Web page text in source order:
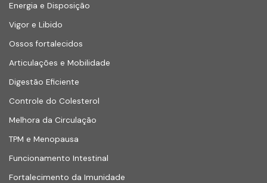
Energia e Disposição
Vigor e Libido
Ossos fortalecidos
Articulações e Mobilidade
Digestão Eficiente
Controle do Colesterol
Melhora da Circulação
TPM e Menopausa
Funcionamento Intestinal
Fortalecimento da Imunidade